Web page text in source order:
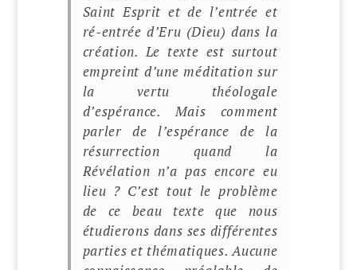
Saint Esprit et de l’entrée et
ré-entrée d’Eru (Dieu) dans la
création. Le texte est surtout
empreint d’une méditation sur
la vertu théologale
d’espérance. Mais comment
parler de l’espérance de la
résurrection quand la
Révélation n’a pas encore eu
lieu ? C’est tout le problème
de ce beau texte que nous
étudierons dans ses différentes
parties et thématiques. Aucune